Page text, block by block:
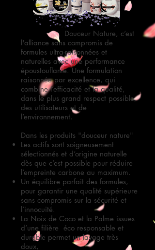
Douceur Nature, c’est
l'alliance sans compromis de
formules ultra-raisonnées et
naturelles avec une performance
époustouflante.Une formulation
raisonnée par excellence, qui
combine l’efficacité et la qualité,
dans le plus grand respect possible,
des utilisateurs et de
l’environnement.
Dans les produits "douceur nature"
Les actifs sont soigneusement
sélectionnés et d’origine naturelle
dès que c’est possible pour réduire
l’empreinte carbone au maximum.
Un équilibre parfait des formules,
pour garantir une qualité supérieure
sans compromis sur la sécurité et
l’innocuité.
La Noix de Coco et la Palme issues
d’une filière éco responsable et
durable permet un lavage très
doux,